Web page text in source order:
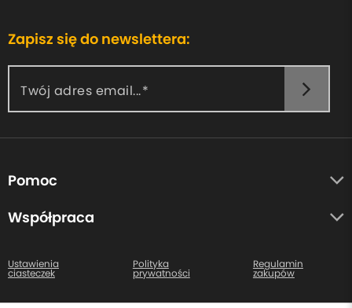
Zapisz się do newslettera:
Twój adres email...
Pomoc
O nas
Centrum pomocy
Kontakt
Współpraca
Ustawienia
ciasteczek
Polityka
prywatności
Regulamin
zakupów